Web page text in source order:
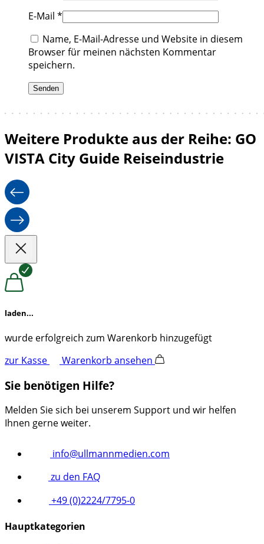
E-Mail *
Name, E-Mail-Adresse und Website in diesem
Browser für meinen nächsten Kommentar
speichern.
Weitere Produkte aus der Reihe: GO
VISTA City Guide Reiseindustrie
laden...
wurde erfolgreich zum Warenkorb hinzugefügt
zur Kasse
Warenkorb ansehen
Sie benötigen Hilfe?
Melden Sie sich bei unserem Support und wir helfen
Ihnen gerne weiter.
info@ullmannmedien.com
zu den FAQ
+49 (0)2224/7795-0
Hauptkategorien